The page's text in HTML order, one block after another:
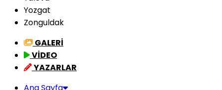
Yozgat
Zonguldak
GALERİ
VİDEO
YAZARLAR